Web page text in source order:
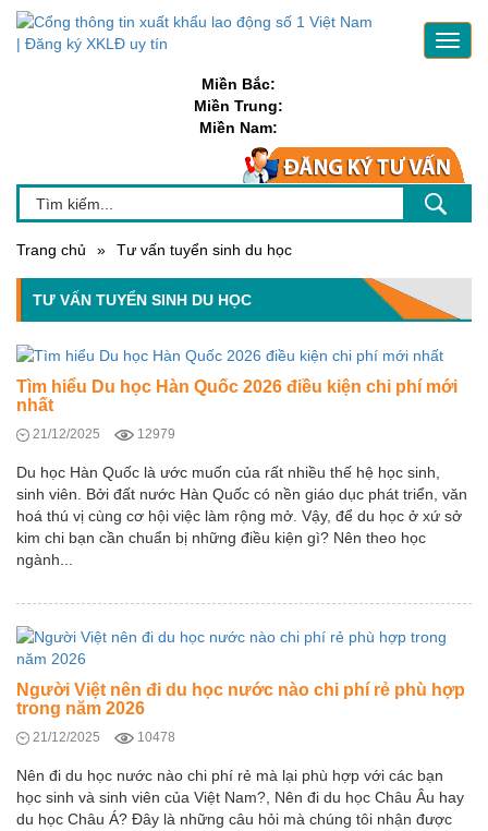
Miền Bắc:
Miền Trung:
Miền Nam:
Trang chủ » Tư vấn tuyển sinh du học
TƯ VẤN TUYỂN SINH DU HỌC
Tìm hiểu Du học Hàn Quốc 2026 điều kiện chi phí mới
nhất
21/12/2025 12979
Du học Hàn Quốc là ước muốn của rất nhiều thế hệ học sinh,
sinh viên. Bởi đất nước Hàn Quốc có nền giáo dục phát triển, văn
hoá thú vị cùng cơ hội việc làm rộng mở. Vậy, để du học ở xứ sở
kim chi bạn cần chuẩn bị những điều kiện gì? Nên theo học
ngành...
Người Việt nên đi du học nước nào chi phí rẻ phù hợp
trong năm 2026
21/12/2025 10478
Nên đi du học nước nào chi phí rẻ mà lại phù hợp với các bạn
học sinh và sinh viên của Việt Nam?, Nên đi du học Châu Âu hay
du học Châu Á? Đây là những câu hỏi mà chúng tôi nhận được